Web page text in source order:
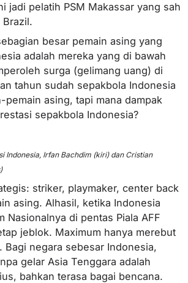
jadi pelatih PSM Makassar yang sah
besar pemain asing yang
adalah mereka yang di bawah
surga (gelimang uang) di
tahun sudah sepakbola Indonesia
pemain asing, tapi mana dampak
sepakbola Indonesia?
Indonesia, Irfan Bachdim (kiri) dan Cristian
striker, playmaker, center back
asing. Alhasil, ketika Indonesia
Nasionalnya di pentas Piala AFF
jeblok. Maximum hanya merebut
Bagi negara sebesar Indonesia,
gelar Asia Tenggara adalah
bahkan terasa bagai bencana.